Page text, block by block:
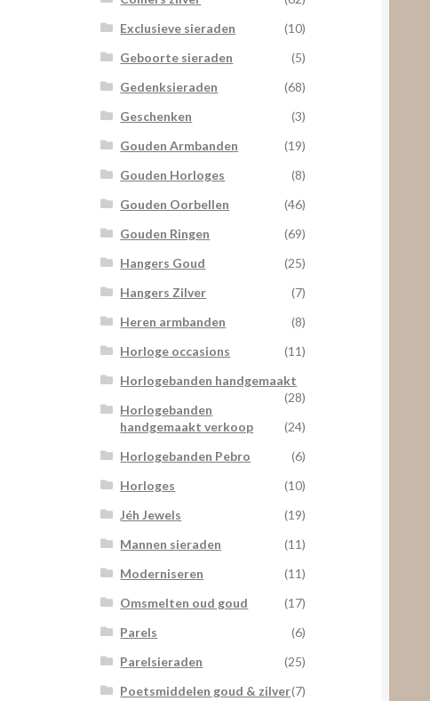
Exclusieve sieraden
(10)
Geboorte sieraden
(5)
Gedenksieraden
(68)
Geschenken
(3)
Gouden Armbanden
(19)
Gouden Horloges
(8)
Gouden Oorbellen
(46)
Gouden Ringen
(69)
Hangers Goud
(25)
Hangers Zilver
(7)
Heren armbanden
(8)
Horloge occasions
(11)
Horlogebanden handgemaakt
(28)
Horlogebanden
handgemaakt verkoop
(24)
Horlogebanden Pebro
(6)
Horloges
(10)
Jéh Jewels
(19)
Mannen sieraden
(11)
Moderniseren
(11)
Omsmelten oud goud
(17)
Parels
(6)
Parelsieraden
(25)
Poetsmiddelen goud & zilver(7)